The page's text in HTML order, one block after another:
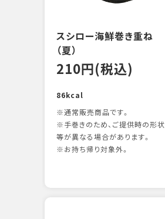
スシロー海鮮巻き重ね
（夏）
210円(税込)
86kcal
※通常販売商品です。
※手巻きのため、ご提供時の形状
等が異なる場合があります。
※お持ち帰り対象外。